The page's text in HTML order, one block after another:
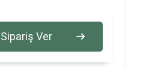
Sipariş Ver